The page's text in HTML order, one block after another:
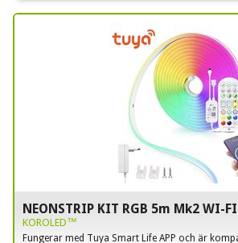
NEONSTRIP KIT RGB 5m Mk2 WI-FI
KOROLED™
Fungerar med Tuya Smart Life APP och är